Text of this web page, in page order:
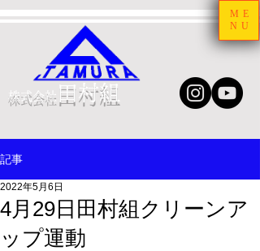
ME
NU
株式会社 田村組
記事
4月29日田村組クリーンア
ップ運動
2022年5月6日